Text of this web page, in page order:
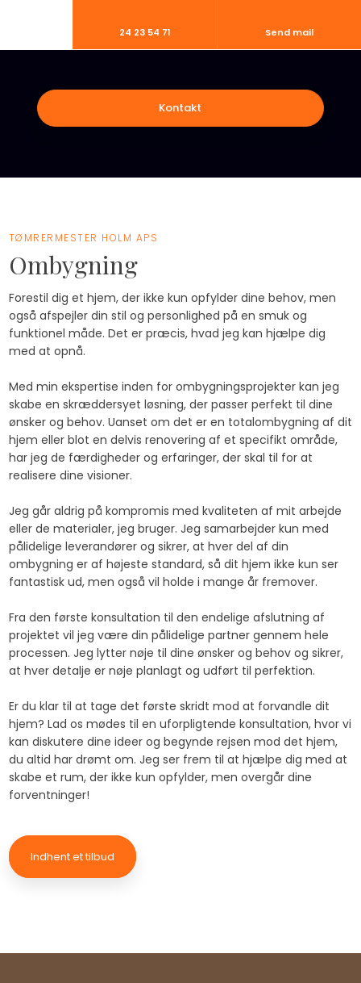
24 23 54 71 Send mail
Kontakt​
TØMRERMESTER HOLM APS​​
Ombygning​
Forestil dig et hjem, der ikke kun opfylder dine behov, men
også afspejler din stil og personlighed på en smuk og
funktionel måde. Det er præcis, hvad jeg kan hjælpe dig
med at opnå.
Med min ekspertise inden for ombygningsprojekter kan jeg
skabe en skræddersyet løsning, der passer perfekt til dine
ønsker og behov. Uanset om det er en totalombygning af dit
hjem eller blot en delvis renovering af et specifikt område,
har jeg de færdigheder og erfaringer, der skal til for at
realisere dine visioner.
Jeg går aldrig på kompromis med kvaliteten af mit arbejde
eller de materialer, jeg bruger. Jeg samarbejder kun med
pålidelige leverandører og sikrer, at hver del af din
ombygning er af højeste standard, så dit hjem ikke kun ser
fantastisk ud, men også vil holde i mange år fremover.
Fra den første konsultation til den endelige afslutning af
projektet vil jeg være din pålidelige partner gennem hele
processen. Jeg lytter nøje til dine ønsker og behov og sikrer,
at hver detalje er nøje planlagt og udført til perfektion.
Er du klar til at tage det første skridt mod at forvandle dit
hjem? Lad os mødes til en uforpligtende konsultation, hvor vi
kan diskutere dine ideer og begynde rejsen mod det hjem,
du altid har drømt om. Jeg ser frem til at hjælpe dig med at
skabe et rum, der ikke kun opfylder, men overgår dine
forventninger!
Indhent et tilbud